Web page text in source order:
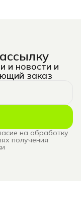
и новости и
заказ
на обработку
получения